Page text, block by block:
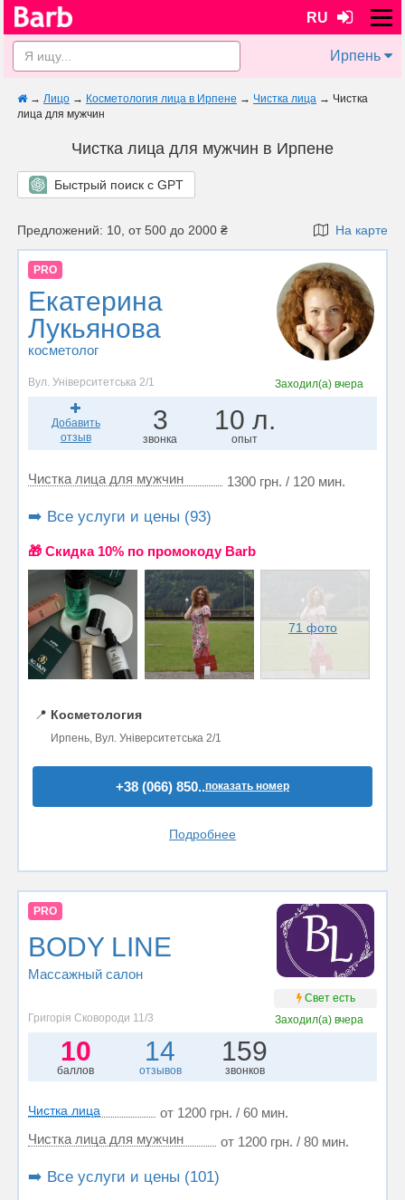
RU
Ирпень
→ Лицо → Косметология лица в Ирпене → Чистка лица → Чистка
лица для мужчин
Чистка лица для мужчин в Ирпене
Быстрый поиск с GPT
Предложений: 10, от 500 до 2000 ₴ На карте
PRO
Екатерина
Лукьянова
косметолог
Вул. Університетська 2/1 Заходил(а) вчера
Добавить
отзыв
3
звонка
10 л.
опыт
Чистка лица для мужчин 1300 грн. / 120 мин.
➡️ Все услуги и цены (93)
🎁 Cкидка 10% по промокоду Barb
71 фото
📍 Косметология
Ирпень, Вул. Університетська 2/1
+38 (066) 850..показать номер
Подробнее
PRO
BODY LINE
Массажный салон
Свет есть
Григорія Сковороди 11/3
Заходил(а) вчера
10
баллов
14
отзывов
159
звонков
Чистка лица
от 1200 грн. / 60 мин.
Чистка лица для мужчин
от 1200 грн. / 80 мин.
➡️ Все услуги и цены (101)